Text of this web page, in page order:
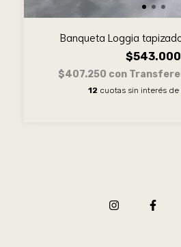
Banqueta Loggia
$543.000
$407.250 con
12 cuotas sin interés de